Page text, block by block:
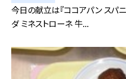
今日の献立は『ココアパン スパ
ダ ミネストローネ 牛...